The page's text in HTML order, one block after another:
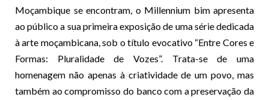
Moçambique se encontram, o Millennium bim apresenta
ao público a sua primeira exposição de uma série dedicada
à arte moçambicana, sob o título evocativo “Entre Cores e
Formas: Pluralidade de Vozes”. Trata-se de uma
homenagem não apenas à criatividade de um povo, mas
também ao compromisso do banco com a preservação da